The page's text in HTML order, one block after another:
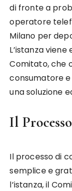
di fronte a
operatore
Milano per
L’istanza
Comitato, che
consumatore
una soluzione
Il
Il processo di
semplice e
l’istanza, il